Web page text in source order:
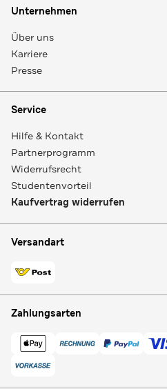
Unternehmen
Über uns
Karriere
Presse
Service
Hilfe & Kontakt
Partnerprogramm
Widerrufsrecht
Studentenvorteil
Kaufvertrag widerrufen
Versandart
Zahlungsarten